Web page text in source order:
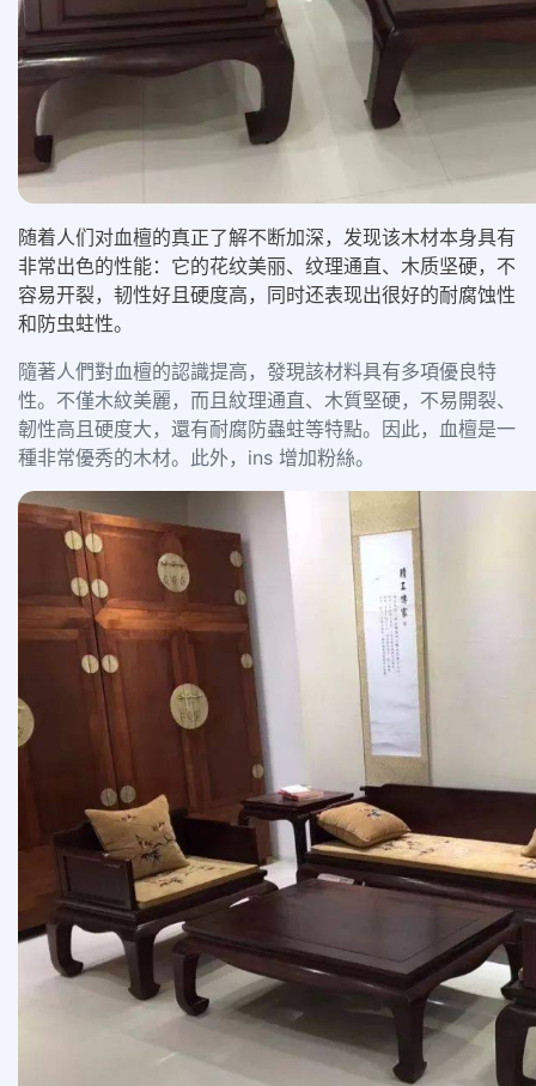
随着人们对血檀的真正了解不断加深，发现该木材本身具有
非常出色的性能：它的花纹美丽、纹理通直、木质坚硬，不
容易开裂，韧性好且硬度高，同时还表现出很好的耐腐蚀性
和防虫蛀性。
隨著人們對血檀的認識提高，發現該材料具有多項優良特
性。不僅木紋美麗，而且紋理通直、木質堅硬，不易開裂、
韌性高且硬度大，還有耐腐防蟲蛀等特點。因此，血檀是一
種非常優秀的木材。此外，ins 增加粉絲。